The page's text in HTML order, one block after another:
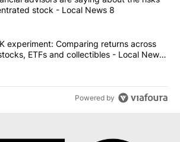
stock - Local News 8
"The $10K experiment: Comparing
experiment: Comparing returns across
ETFs and collectibles - Local News
Powered by